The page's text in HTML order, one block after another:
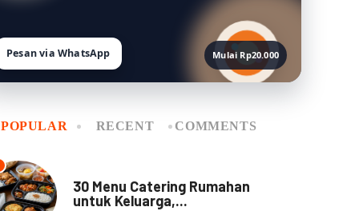
Pesan via WhatsApp Mulai Rp20.000
POPULAR RECENT COMMENTS
30 Menu Catering Rumahan
untuk Keluarga,...